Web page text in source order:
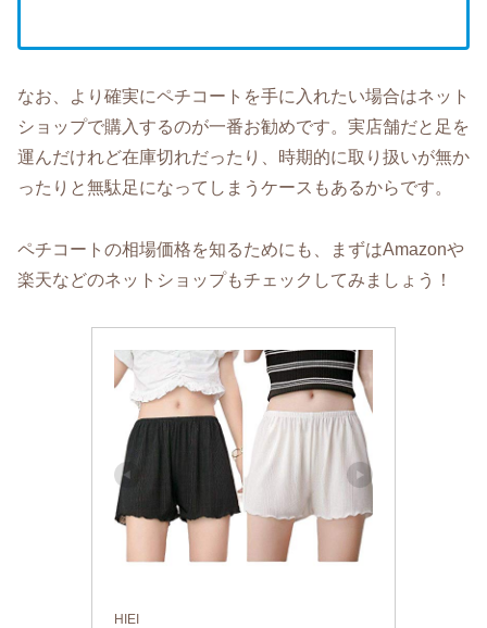
なお、より確実にペチコートを手に入れたい場合はネット
ショップで購入するのが一番お勧めです。実店舗だと足を
運んだけれど在庫切れだったり、時期的に取り扱いが無か
ったりと無駄足になってしまうケースもあるからです。
ペチコートの相場価格を知るためにも、まずはAmazonや
楽天などのネットショップもチェックしてみましょう！
HIEI